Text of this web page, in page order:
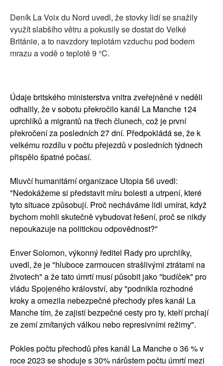
Deník La Voix du Nord uvedl, že stovky lidí se snažily
využít slabšího větru a pokusily se dostat do Velké
Británie, a to navzdory teplotám vzduchu pod bodem
mrazu a vodě o teplotě 9 °C.
Údaje britského ministerstva vnitra zveřejněné v neděli
odhalily, že v sobotu překročilo kanál La Manche 124
uprchlíků a migrantů na třech člunech, což je první
překročení za posledních 27 dní. Předpokládá se, že k
velkému rozdílu v počtu přejezdů v posledních týdnech
přispělo špatné počasí.
Mluvčí humanitární organizace Utopia 56 uvedl:
"Nedokážeme si představit míru bolesti a utrpení, které
tyto situace způsobují. Proč necháváme lidi umírat, když
bychom mohli skutečně vybudovat řešení, proč se nikdy
nepoukazuje na politickou odpovědnost?"
Enver Solomon, výkonný ředitel Rady pro uprchlíky,
uvedl, že je "hluboce zarmoucen strašlivými ztrátami na
životech" a že tato úmrtí musí působit jako "budíček" pro
vládu Spojeného království, aby "podnikla rozhodné
kroky a omezila nebezpečné přechody přes kanál La
Manche tím, že zajistí bezpečné cesty pro ty, kteří prchají
ze zemí zmítaných válkou nebo represivními režimy".
Pokles počtu přechodů přes kanál La Manche o 36 % v
roce 2023 se shoduje s 30% nárůstem počtu úmrtí mezi